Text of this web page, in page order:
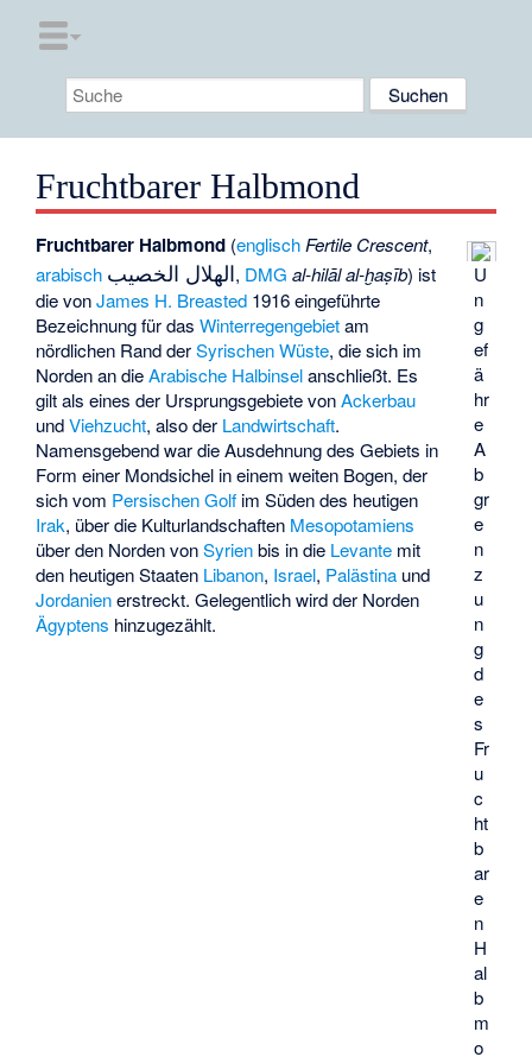
Fruchtbarer Halbmond
U
n
g
ef
ä
hr
e
A
b
gr
e
n
z
u
n
g
d
e
s
Fr
u
c
ht
b
ar
e
n
H
al
b
m
o
Fruchtbarer Halbmond (englisch Fertile Crescent,
arabisch الهلال الخصيب, DMG al-hilāl al-ḫaṣīb) ist
die vonJames H. Breasted 1916 eingeführte
Bezeichnung für dasWinterregengebietam
nördlichen Rand derSyrischen Wüste, die sich im
Norden an dieArabische Halbinselanschließt. Es
gilt als eines der Ursprungsgebiete vonAckerbau
undViehzucht, also der Landwirtschaft.
Namensgebend war die Ausdehnung des Gebiets in
Form einer Mondsichel in einem weiten Bogen, der
sich vom Persischen Golf im Süden des heutigen
Irak, über die Kulturlandschaften Mesopotamiens
über den Norden vonSyrienbis in die Levante mit
den heutigen Staaten Libanon, Israel, Palästina und
Jordanienerstreckt. Gelegentlich wird der Norden
Ägyptens hinzugezählt.